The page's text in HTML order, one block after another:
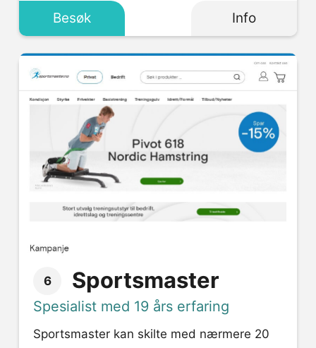
Besøk Info
6 Sportsmaster
Spesialist med 19 års erfaring
Sportsmaster kan skilte med nærmere 20